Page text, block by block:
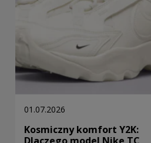
01.07.2026
Kosmiczny komfort Y2K:
Dlaczego model Nike TC